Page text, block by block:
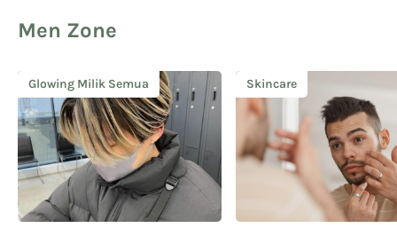
Men Zone
Glowing Milik Semua Skincare